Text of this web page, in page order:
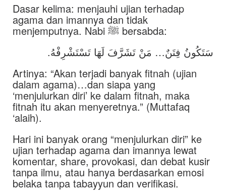
Dasar kelima: menjauhi ujian terhadap
agama dan imannya dan tidak
menjemputnya. Nabi ﷺ bersabda:
سَتَكُونُ فِتَنٌ… مَنْ تَشَرَّفَ لَهَا تَسْتَشْرِفْهُ.
Artinya: “Akan terjadi banyak fitnah (ujian
dalam agama)…dan siapa yang
‘menjulurkan diri’ ke dalam fitnah, maka
fitnah itu akan menyeretnya.” (Muttafaq
‘alaih).
Hari ini banyak orang “menjulurkan diri” ke
ujian terhadap agama dan imannya lewat
komentar, share, provokasi, dan debat kusir
tanpa ilmu, atau hanya berdasarkan emosi
belaka tanpa tabayyun dan verifikasi.